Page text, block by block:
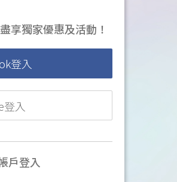
享獨家優惠及活動！
登入
入
戶登入